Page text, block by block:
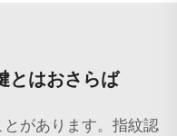
とはおさらば
があります。指紋認